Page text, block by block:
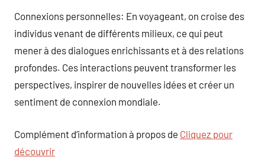
Connexions personnelles: En voyageant, on croise des
individus venant de différents milieux, ce qui peut
mener à des dialogues enrichissants et à des relations
profondes. Ces interactions peuvent transformer les
perspectives, inspirer de nouvelles idées et créer un
sentiment de connexion mondiale.
Complément d’information à propos de Cliquez pour
découvrir